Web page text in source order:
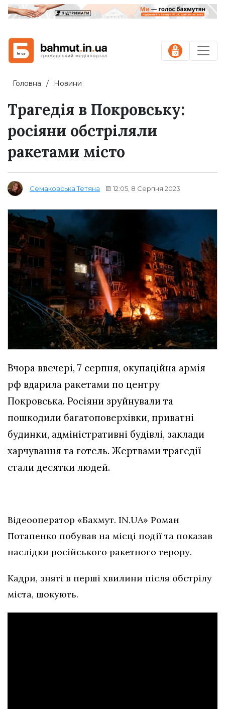
Головна Новини
Трагедія в Покровську:
росіяни обстріляли
ракетами місто
Семаковська Тетяна 12:05, 8 Серпня 2023
Вчора ввечері, 7 серпня, окупаційна армія
рф вдарила ракетами по центру
Покровська. Росіяни зруйнували та
пошкодили багатоповерхівки, приватні
будинки, адміністративні будівлі, заклади
харчування та готель. Жертвами трагедії
стали десятки людей.
Відеооператор «Бахмут. IN.UA» Роман
Потапенко побував на місці події та показав
наслідки російського ракетного терору.
Кадри, зняті в перші хвилини після обстрілу
міста, шокують.